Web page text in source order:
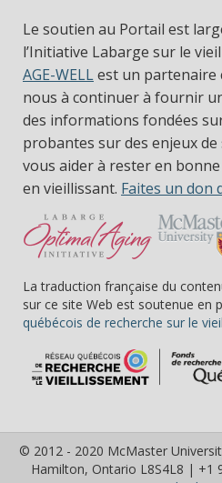
Le soutien au Portail est
l’Initiative Labarge sur le
AGE-WELLest un partenaire
nous à continuer à fournir
des informations fondées
probantes sur des enjeux
vous aider à rester en
en vieillissant. Faites un don
La traduction française du
sur ce site Web est soutenue en
québécois de recherche sur le
© 2012 - 2020 McMaster
Hamilton, Ontario L8S4L8 | +1